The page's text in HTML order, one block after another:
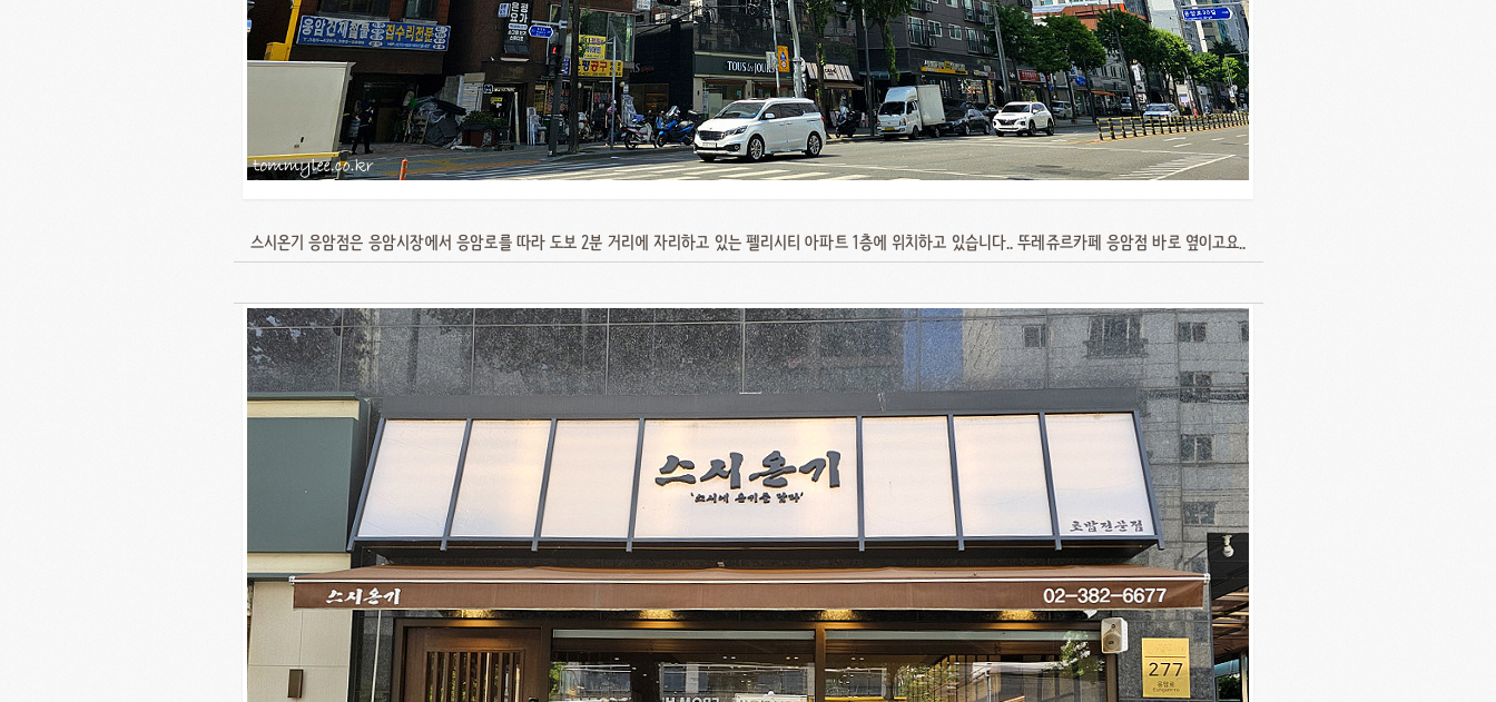
스시온기 응암점은 응암시장에서 응암로를 따라 도보 2분 거리에 자리하고 있는 펠리시티 아파트 1층에 위치하고 있습니다.. 뚜레쥬르카페 응암점 바로 옆이고요..